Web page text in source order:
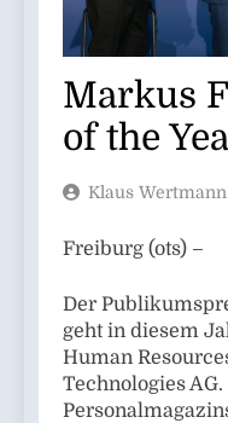
Markus
of the
Klaus Wertmann
Freiburg (ots) –
Der
geht in diesem
Human
Technologies